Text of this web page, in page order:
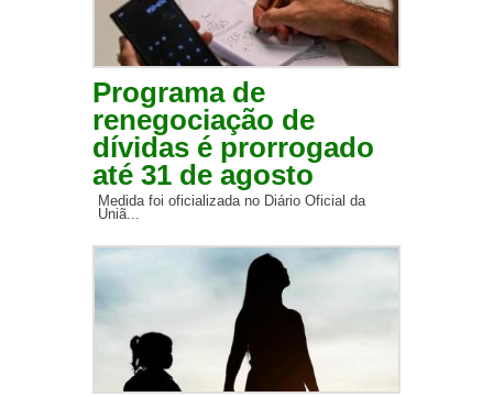
Programa de
renegociação de
dívidas é prorrogado
até 31 de agosto
Medida foi oficializada no Diário Oficial da
Uniã...